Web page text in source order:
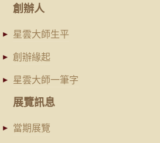
創辦人
星雲大師生平
創辦緣起
星雲大師一筆字
展覽訊息
當期展覽